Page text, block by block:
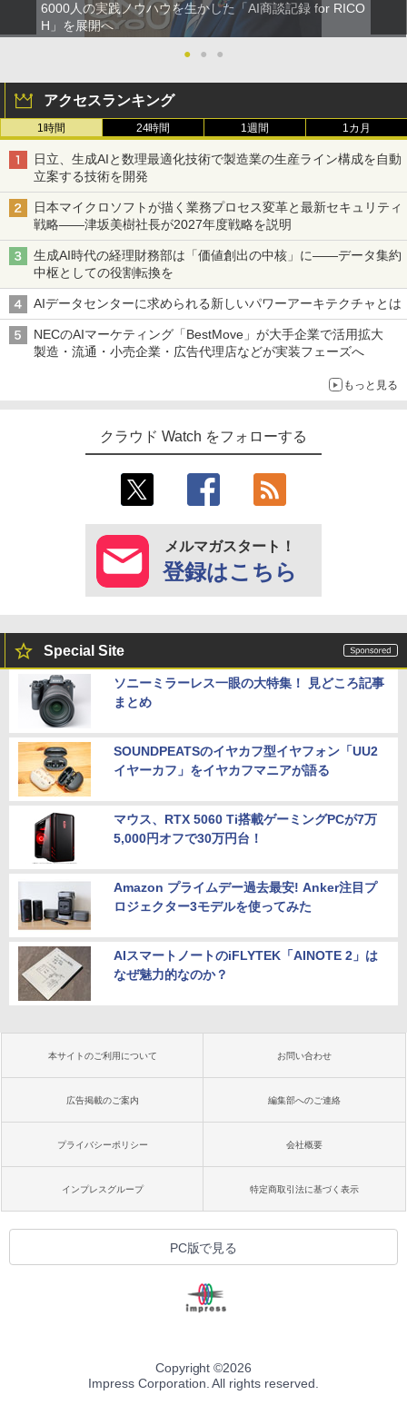
6000人の実践ノウハウを生かした「AI商談記録 for RICO
H」を展開へ
●
● ●
アクセスランキング
1時間 24時間 1週間 1カ月
日立、生成AIと数理最適化技術で製造業の生産ライン構成を自動
立案する技術を開発
日本マイクロソフトが描く業務プロセス変革と最新セキュリティ
戦略――津坂美樹社長が2027年度戦略を説明
生成AI時代の経理財務部は「価値創出の中核」に――データ集約
中枢としての役割転換を
AIデータセンターに求められる新しいパワーアーキテクチャとは
NECのAIマーケティング「BestMove」が大手企業で活用拡大
製造・流通・小売企業・広告代理店などが実装フェーズへ
もっと見る
クラウド Watch をフォローする
メルマガスタート！
登録はこちら
Special Site
ソニーミラーレス一眼の大特集！ 見どころ記事
まとめ
SOUNDPEATSのイヤカフ型イヤフォン「UU2
イヤーカフ」をイヤカフマニアが語る
マウス、RTX 5060 Ti搭載ゲーミングPCが7万
5,000円オフで30万円台！
Amazon プライムデー過去最安! Anker注目プ
ロジェクター3モデルを使ってみた
AIスマートノートのiFLYTEK「AINOTE 2」は
なぜ魅力的なのか？
本サイトのご利用について お問い合わせ
広告掲載のご案内 編集部へのご連絡
プライバシーポリシー 会社概要
インプレスグループ 特定商取引法に基づく表示
PC版で見る
Copyright ©2026
Impress Corporation. All rights reserved.